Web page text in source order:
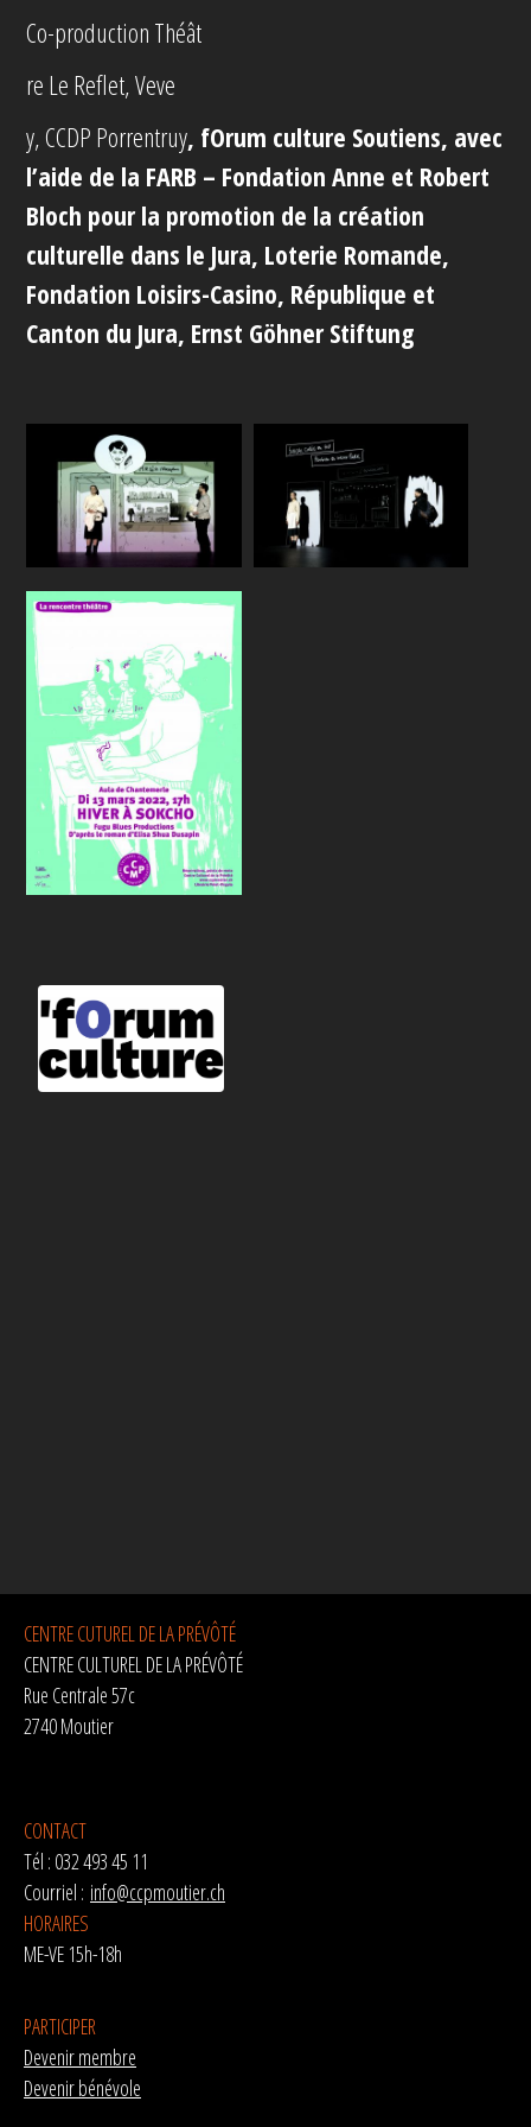
Co-production Théât
re Le Reflet, Veve
y, CCDP Porrentruy, fOrum culture Soutiens, avec
l’aide de la FARB – Fondation Anne et Robert
Bloch pour la promotion de la création
culturelle dans le Jura, Loterie Romande,
Fondation Loisirs-Casino, République et
Canton du Jura, Ernst Göhner Stiftung
CENTRE CUTUREL DE LA PRÉVÔTÉ
CENTRE CULTUREL DE LA PRÉVÔTÉ
Rue Centrale 57c
2740 Moutier
CONTACT
Tél : 032 493 45 11
Courriel : info@ccpmoutier.ch
HORAIRES
ME-VE 15h-18h
PARTICIPER
Devenir membre
Devenir bénévole